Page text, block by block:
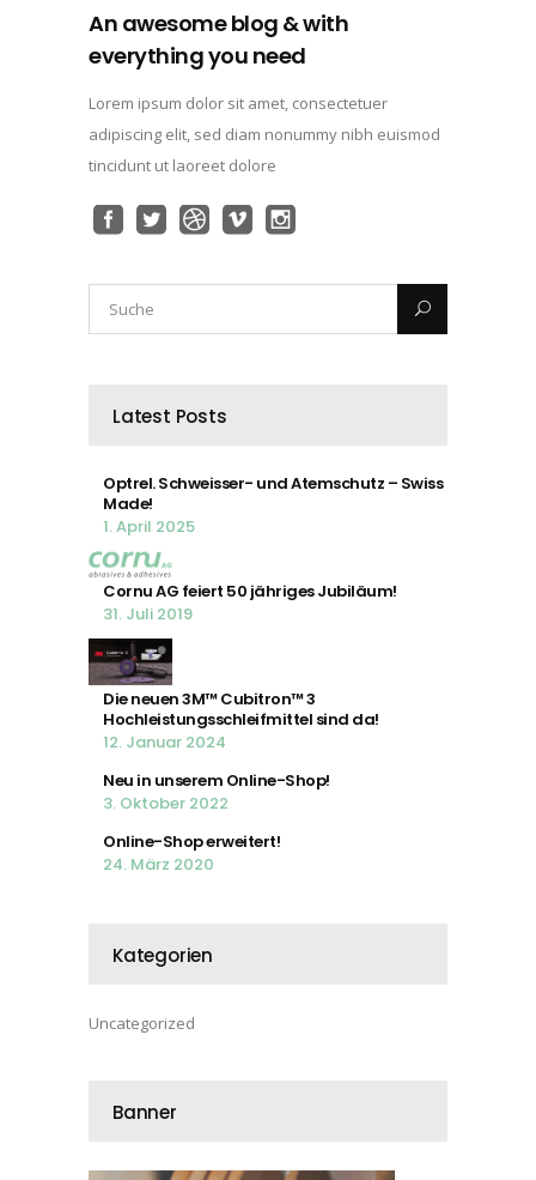
An awesome blog & with
everything you need
Lorem ipsum dolor sit amet, consectetuer
adipiscing elit, sed diam nonummy nibh euismod
tincidunt ut laoreet dolore
Latest Posts
Optrel. Schweisser- und Atemschutz – Swiss
Made!
1. April 2025
Cornu AG feiert 50 jähriges Jubiläum!
31. Juli 2019
Die neuen 3M™ Cubitron™ 3
Hochleistungsschleifmittel sind da!
12. Januar 2024
Neu in unserem Online-Shop!
3. Oktober 2022
Online-Shop erweitert!
24. März 2020
Kategorien
Uncategorized
Banner